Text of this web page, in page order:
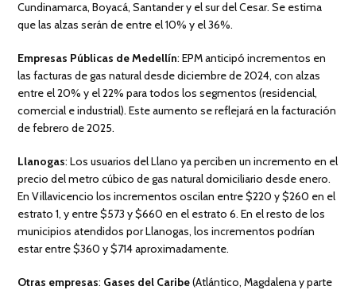
Cundinamarca, Boyacá, Santander y el sur del Cesar. Se estima
que las alzas serán de entre el 10% y el 36%.
Empresas Públicas de Medellín: EPM anticipó incrementos en
las facturas de gas natural desde diciembre de 2024, con alzas
entre el 20% y el 22% para todos los segmentos (residencial,
comercial e industrial). Este aumento se reflejará en la facturación
de febrero de 2025.
Llanogas: Los usuarios del Llano ya perciben un incremento en el
precio del metro cúbico de gas natural domiciliario desde enero.
En Villavicencio los incrementos oscilan entre $220 y $260 en el
estrato 1, y entre $573 y $660 en el estrato 6. En el resto de los
municipios atendidos por Llanogas, los incrementos podrían
estar entre $360 y $714 aproximadamente.
Otras empresas: Gases del Caribe(Atlántico, Magdalena y parte